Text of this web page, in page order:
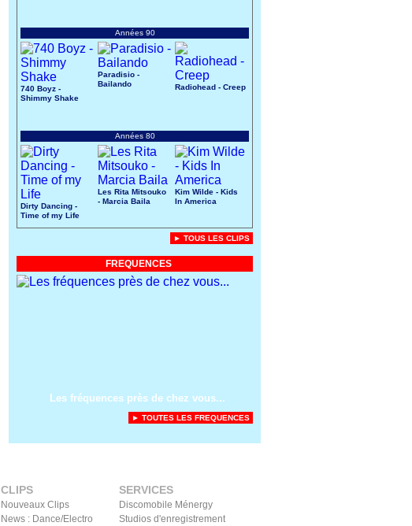
Années 90
740 Boyz -
Shimmy Shake
Paradisio -
Bailando
Radiohead - Creep
Années 80
Dirty Dancing -
Time of my Life
Les Rita Mitsouko
- Marcia Baila
Kim Wilde - Kids
In America
► TOUS LES CLIPS
FREQUENCES
Les fréquences près de chez vous...
► TOUTES LES FREQUENCES
CLIPS
Nouveaux Clips
News : Dance/Electro
SERVICES
Discomobile Ménergy
Studios d'enregistrement